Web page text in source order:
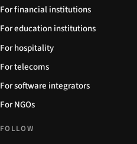
For financial institutions
For education institutions
For hospitality
For telecoms
For software integrators
For NGOs
FOLLOW